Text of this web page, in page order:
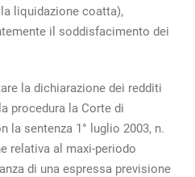
liquidazione coatta),
il soddisfacimento dei
la dichiarazione dei redditi
procedura la Corte di
la sentenza 1° luglio 2003, n.
relativa al maxi-periodo
di una espressa previsione